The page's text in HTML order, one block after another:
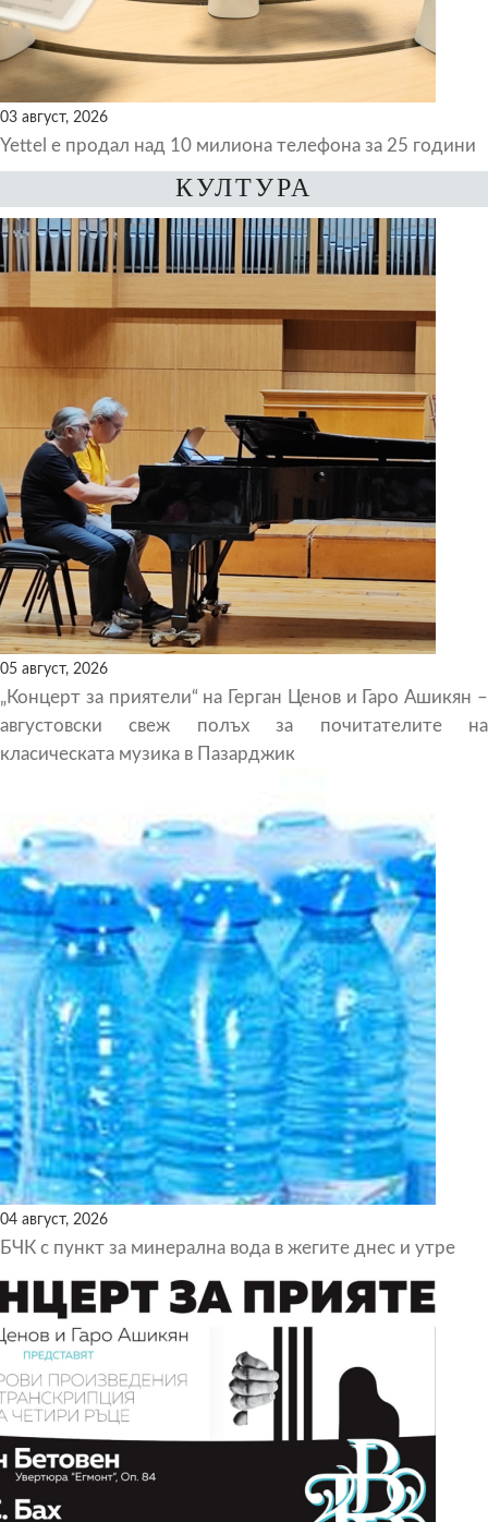
03 август, 2026
Yettel е продал над 10 милиона телефона за 25 години
КУЛТУРА
05 август, 2026
„Концерт за приятели“ на Герган Ценов и Гаро Ашикян –
августовски свеж полъх за почитателите на
класическата музика в Пазарджик
04 август, 2026
БЧК с пункт за минерална вода в жегите днес и утре